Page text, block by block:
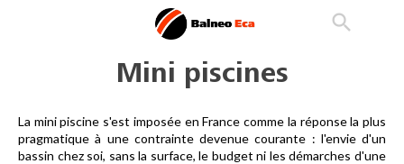
search
Mini piscines
La mini piscine s'est imposée en France comme la réponse la plus
pragmatique à une contrainte devenue courante : l'envie d'un
bassin chez soi, sans la surface, le budget ni les démarches d'une